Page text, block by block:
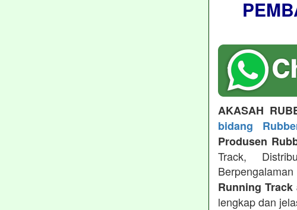
AKASAH
bidang
Produsen
Track,
Running
lengkap dan